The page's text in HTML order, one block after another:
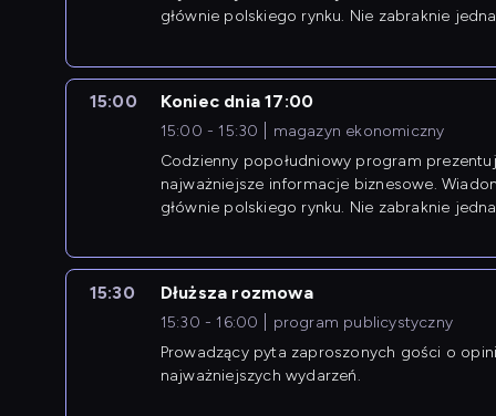
głównie polskiego rynku. Nie zabraknie
15:00 Koniec dnia 17:00
15:00 - 15:30
magazyn ekonomiczny
Codzienny popołudniowy program
najważniejsze informacje biznesowe.
głównie polskiego rynku. Nie zabraknie
15:30 Dłuższa rozmowa
15:30 - 16:00
program publicystyczny
Prowadzący pyta zaproszonych gości o
najważniejszych wydarzeń.